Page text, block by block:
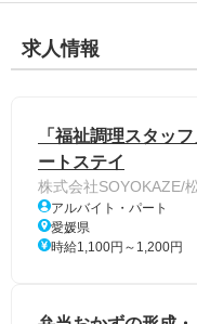
求人情報
「福祉調理スタッ
ートステイ
株式会社SOYOKAZE/
アルバイト・パート
愛媛県
時給1,100円～1,200円